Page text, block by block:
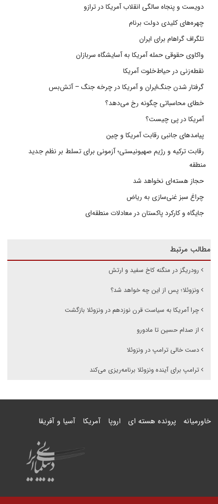
دویست و پنجاه سالگی انقلاب آمریکا در ترازو
چهره‌های کلیدی دولت برنام
تلگراف گراهام برای ایران
واکاوی حقوقی حمله آمریکا به آسایشگاه سربازان
نقطه‌زنی در حیاط‌خلوت آمریکا
گرفتار شدن جنگ‌ایران و آمریکا در چرخه جنگ – آتش‌بس
خطای محاسباتی چگونه رخ می‌دهد؟
آمریکا در پی چیست؟
پیامدهای جانبی رقابت آمریکا و چین
رقابت ترکیه و رژیم صهیونیستی؛ آزمونی برای تسلط بر نظم جدید
منطقه
حجاز هسته‌ای نخواهد شد
چراغ سبز غنی‌سازی به ریاض
جایگاه و کارکرد پاکستان در معادلات منطقه‌ای
مطالب مرتبط
رودریگز در منگنه کاخ سفید و ارتش
ونزوئلا؛ پس از این چه خواهد شد؟
چرا آمریکا به سیاست قرن نوزدهم در ونزوئلا بازگشت
از صدام حسین تا مادورو
دست خالی ترامپ در ونزوئلا
ترامپ برای آینده ونزوئلا برنامه‌ریزی می‌کند
خاورمیانه پرونده هسته ای اروپا آمریکا آسیا و آفریقا